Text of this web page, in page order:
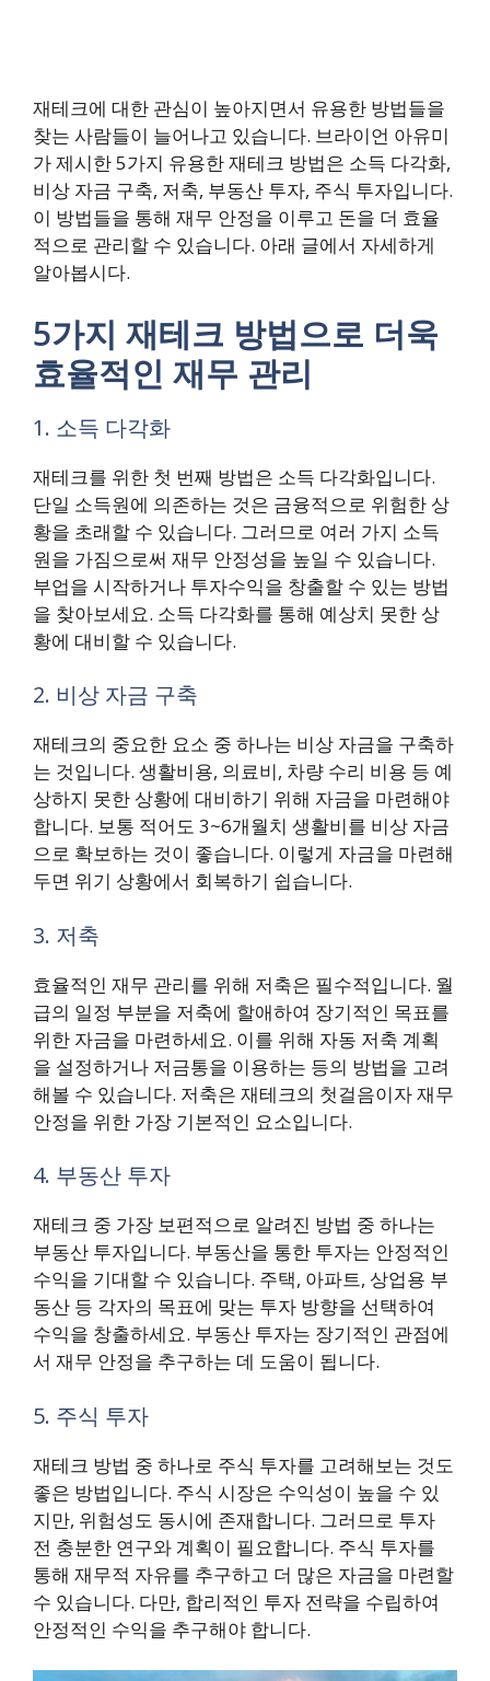
재테크에 대한 관심이 높아지면서 유용한 방법들을
찾는 사람들이 늘어나고 있습니다. 브라이언 아유미
가 제시한 5가지 유용한 재테크 방법은 소득 다각화,
비상 자금 구축, 저축, 부동산 투자, 주식 투자입니다.
이 방법들을 통해 재무 안정을 이루고 돈을 더 효율
적으로 관리할 수 있습니다. 아래 글에서 자세하게
알아봅시다.
5가지 재테크 방법으로 더욱
효율적인 재무 관리
1. 소득 다각화
재테크를 위한 첫 번째 방법은 소득 다각화입니다.
단일 소득원에 의존하는 것은 금융적으로 위험한 상
황을 초래할 수 있습니다. 그러므로 여러 가지 소득
원을 가짐으로써 재무 안정성을 높일 수 있습니다.
부업을 시작하거나 투자수익을 창출할 수 있는 방법
을 찾아보세요. 소득 다각화를 통해 예상치 못한 상
황에 대비할 수 있습니다.
2. 비상 자금 구축
재테크의 중요한 요소 중 하나는 비상 자금을 구축하
는 것입니다. 생활비용, 의료비, 차량 수리 비용 등 예
상하지 못한 상황에 대비하기 위해 자금을 마련해야
합니다. 보통 적어도 3~6개월치 생활비를 비상 자금
으로 확보하는 것이 좋습니다. 이렇게 자금을 마련해
두면 위기 상황에서 회복하기 쉽습니다.
3. 저축
효율적인 재무 관리를 위해 저축은 필수적입니다. 월
급의 일정 부분을 저축에 할애하여 장기적인 목표를
위한 자금을 마련하세요. 이를 위해 자동 저축 계획
을 설정하거나 저금통을 이용하는 등의 방법을 고려
해볼 수 있습니다. 저축은 재테크의 첫걸음이자 재무
안정을 위한 가장 기본적인 요소입니다.
4. 부동산 투자
재테크 중 가장 보편적으로 알려진 방법 중 하나는
부동산 투자입니다. 부동산을 통한 투자는 안정적인
수익을 기대할 수 있습니다. 주택, 아파트, 상업용 부
동산 등 각자의 목표에 맞는 투자 방향을 선택하여
수익을 창출하세요. 부동산 투자는 장기적인 관점에
서 재무 안정을 추구하는 데 도움이 됩니다.
5. 주식 투자
재테크 방법 중 하나로 주식 투자를 고려해보는 것도
좋은 방법입니다. 주식 시장은 수익성이 높을 수 있
지만, 위험성도 동시에 존재합니다. 그러므로 투자
전 충분한 연구와 계획이 필요합니다. 주식 투자를
통해 재무적 자유를 추구하고 더 많은 자금을 마련할
수 있습니다. 다만, 합리적인 투자 전략을 수립하여
안정적인 수익을 추구해야 합니다.